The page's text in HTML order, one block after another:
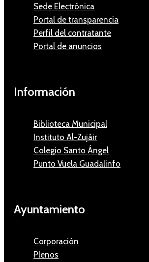
Sede Electrónica
Portal de transparencia
Perfil del contratante
Portal de anuncios
Información
Biblioteca Municipal
Instituto Al-Zujáir
Colegio Santo Ángel
Punto Vuela Guadalinfo
Ayuntamiento
Corporación
Plenos